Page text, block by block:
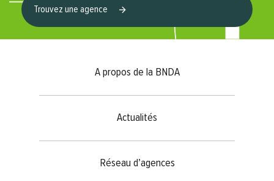
Trouvez une agence
A propos de la BNDA
Actualités
Réseau d’agences